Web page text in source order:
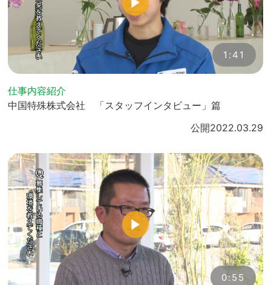
1:41
仕事内容紹介
中国特殊株式会社 「スタッフインタビュー」篇
公開2022.03.29
0:55